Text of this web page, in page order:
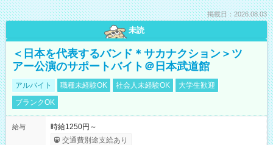
掲載日：2026.08.03
未読
＜日本を代表するバンド＊サカナクション＞ツ
アー公演のサポートバイト＠日本武道館
アルバイト 職種未経験OK 社会人未経験OK
大学生歓迎
ブランクOK
給与
時給1250円～
交通費別途支給あり